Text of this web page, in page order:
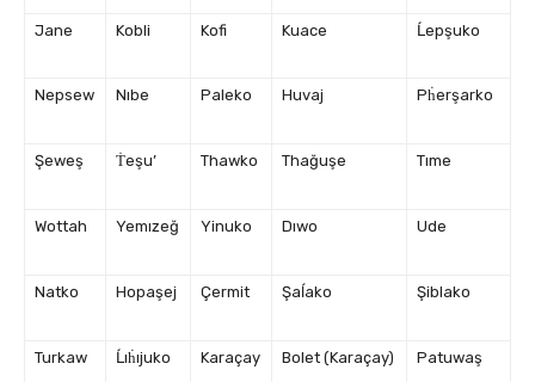
Jane Kobli Kofi Kuace Ĺepşuko
Nepsew Nıbe Paleko Huvaj Pḣerşarko
Şeweş Ṫeşu’ Thawko Thağuşe Tıme
Wottah Yemızeğ Yinuko Dıwo Ude
Natko Hopaşej Çermit Şaĺako Şiblako
Turkaw Ĺıḣıjuko Karaçay Bolet (Karaçay) Patuwaş